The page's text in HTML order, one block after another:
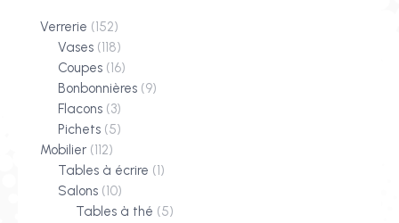
Verrerie (152)
Vases (118)
Coupes (16)
Bonbonnières (9)
Flacons (3)
Pichets (5)
Mobilier (112)
Tables à écrire (1)
Salons (10)
Tables à thé (5)